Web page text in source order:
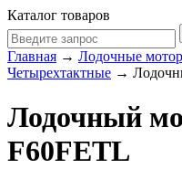
Каталог товаров
Главная → Лодочные
Четырехтактные →
Лодочный
F60FETL